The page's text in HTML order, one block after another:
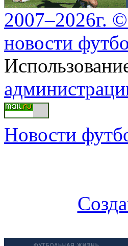
2007–2026г.
новости
Новости